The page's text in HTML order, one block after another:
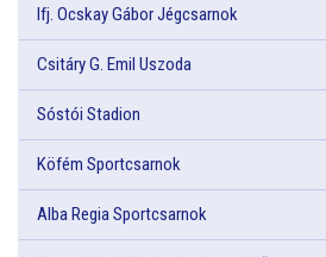
Ifj. Ocskay Gábor Jégcsarnok
Csitáry G. Emil Uszoda
Sóstói Stadion
Köfém Sportcsarnok
Alba Regia Sportcsarnok